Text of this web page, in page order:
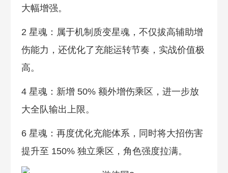
大幅增强。
2 星魂：属于机制质变星魂，不仅拔高辅助增
伤能力，还优化了充能运转节奏，实战价值极
高。
4 星魂：新增 50% 额外增伤乘区，进一步放
大全队输出上限。
6 星魂：再度优化充能体系，同时将大招伤害
提升至 150% 独立乘区，角色强度拉满。